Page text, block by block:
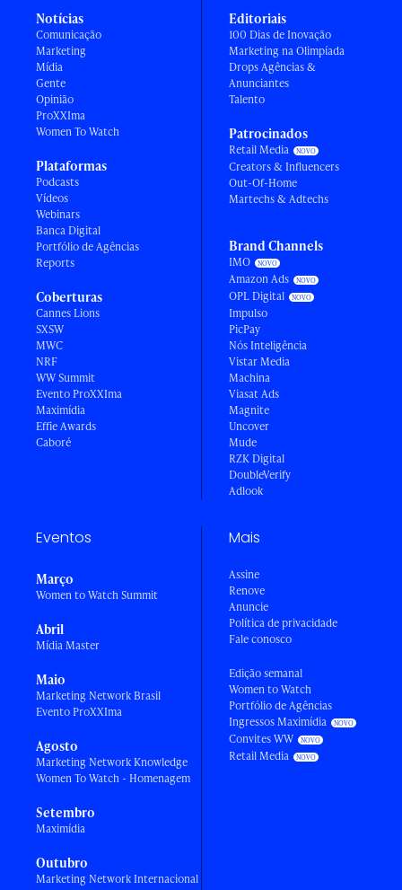
Notícias
Comunicação
Marketing
Mídia
Gente
Opinião
ProXXIma
Women To Watch
Plataformas
Podcasts
Vídeos
Webinars
Banca Digital
Portfólio de Agências
Reports
Coberturas
Cannes Lions
SXSW
MWC
NRF
WW Summit
Evento ProXXIma
Maximídia
Effie Awards
Caboré
Editoriais
100 Dias de Inovação
Marketing na Olimpíada
Drops Agências &
Anunciantes
Talento
Patrocinados
Retail Media
Creators & Influencers
Out-Of-Home
Martechs & Adtechs
Brand Channels
IMO
Amazon Ads
OPL Digital
Impulso
PicPay
Nós Inteligência
Vistar Media
Machina
Viasat Ads
Magnite
Uncover
Mude
RZK Digital
DoubleVerify
Adlook
Eventos
Março
Women to Watch Summit
Abril
Mídia Master
Maio
Marketing Network Brasil
Evento ProXXIma
Agosto
Marketing Network Knowledge
Women To Watch - Homenagem
Setembro
Maximídia
Outubro
Marketing Network Internacional
Mais
Assine
Renove
Anuncie
Política de privacidade
Fale conosco
Edição semanal
Women to Watch
Portfólio de Agências
Ingressos Maximídia
Convites WW
Retail Media